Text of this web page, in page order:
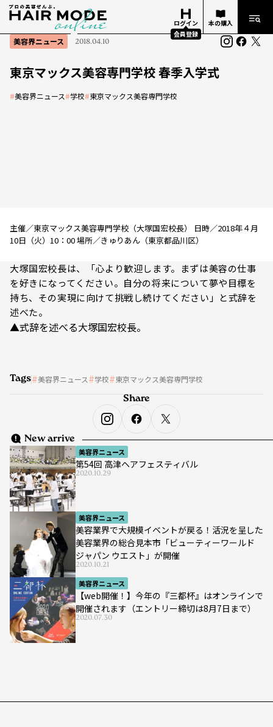
ログイン
会員登録
本の購入
美容界ニュース 2018.04.10
東京マックス美容専門学校 春季入学式
#美容界ニュース#学校#東京マックス美容専門学校
主催／東京マックス美容専門学校（大塚国宏校長） 日時／2018年４月
10日（火）10：00 場所／きゅりあん（東京都品川区）
大塚国宏校長は、「心より歓迎します。まずは美容の仕事
を好きになってください。自分の将来について夢や目標を
持ち、その実現に向けて挑戦し続けてください」と式辞を
述べた。
▲式辞を述べる大塚国宏校長。
Tags 美容界ニュース 学校 東京マックス美容専門学校
New arrive
美容界ニュース
第54回 高津ヘアフェスティバル
2020.10.29
美容界ニュース
美容業界で大規模イベントが戻る！活況を呈した
美容業界の総合見本市「ビューティーワールド
ジャパン ウエスト」が開催
2020.10.21
美容界ニュース
【web開催！】今年の『三都杯』はオンラインで
開催されます（エントリー締切は8月7日まで）
2020.07.30
Share